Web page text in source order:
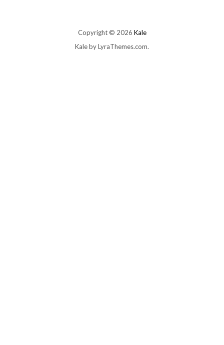
Copyright © 2026 Kale
Kaleby LyraThemes.com.